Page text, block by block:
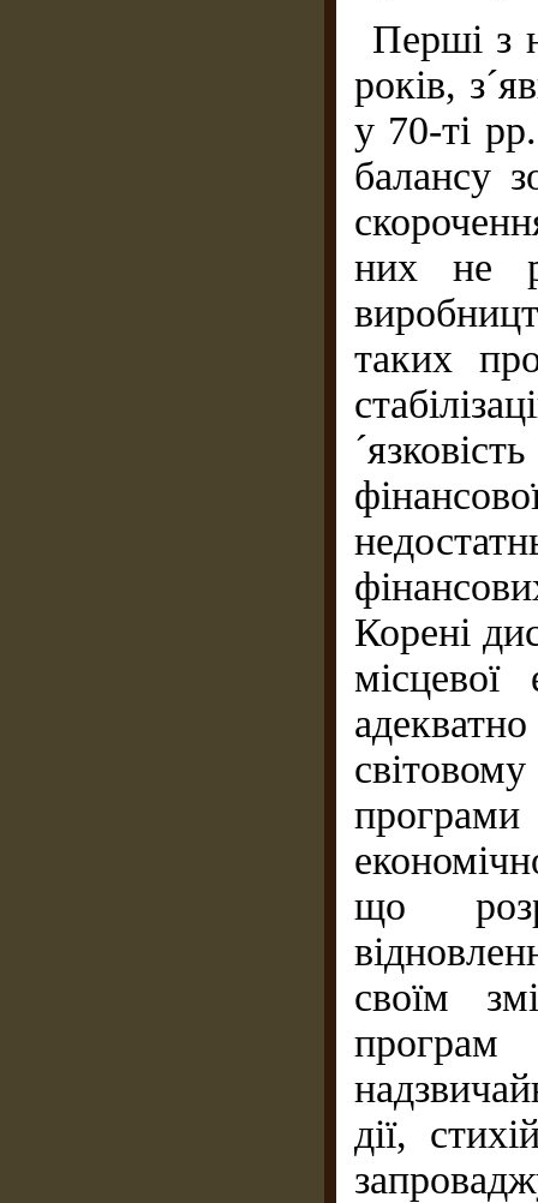
Перші з
років,
у 70-ті
балансу
них не
таких
Корені
програми
що
своїм
програм
дії,